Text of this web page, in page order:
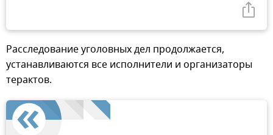
Расследование уголовных дел продолжается,
устанавливаются все исполнители и организаторы
терактов.